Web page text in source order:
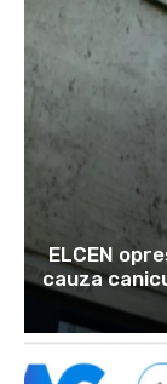
ELCEN
cauza